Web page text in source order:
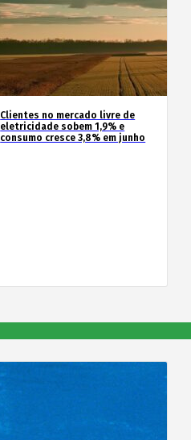
Clientes no mercado livre de
eletricidade sobem 1,9% e
consumo cresce 3,8% em junho